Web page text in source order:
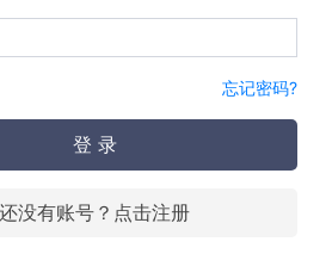
忘记密码?
登 录
还没有账号？点击注册